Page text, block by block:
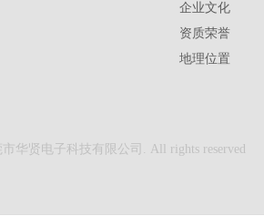
企业文化
资质荣誉
地理位置
华贤电子科技有限公司. All rights reserved